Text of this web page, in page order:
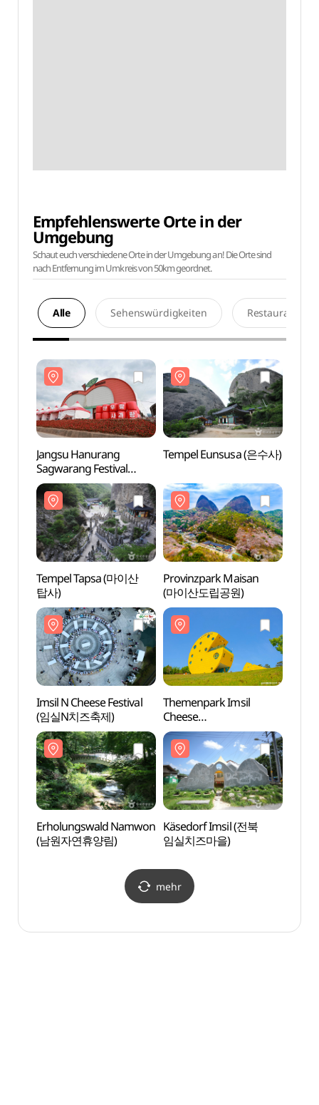
Empfehlenswerte Orte in der
Umgebung
Schaut euch verschiedene Orte in der Umgebung an! Die Orte sind
nach Entfernung im Umkreis von 50km geordnet.
Alle Sehenswürdigkeiten Restaurants
Jangsu Hanurang
Sagwarang Festival
(장수한우랑사과랑축제)
Tempel Eunsusa (은수사)
Tempel Tapsa (마이산
탑사)
Provinzpark Maisan
(마이산도립공원)
Imsil N Cheese Festival
(임실N치즈축제)
Themenpark Imsil
Cheese
(임실치즈테마파크)
Erholungswald Namwon
(남원자연휴양림)
Käsedorf Imsil (전북
임실치즈마을)
mehr